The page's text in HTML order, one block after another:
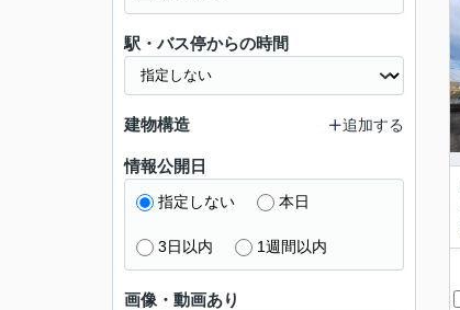
駅・バス停からの時間
建物構造 追加する
情報公開日
指定しない 本日
3日以内 1週間以内
画像・動画あり